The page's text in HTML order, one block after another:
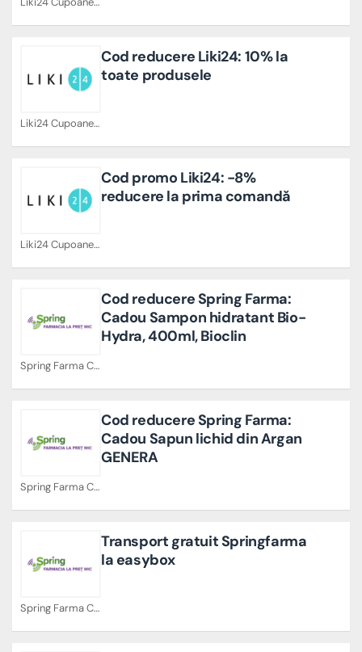
Liki24 Cupoane
Cod reducere Liki24: 10% la
toate produsele
Liki24 Cupoane
Cod promo Liki24: -8%
reducere la prima comandă
Spring Farma Cupoane
Cod reducere Spring Farma:
Cadou Sampon hidratant Bio-
Hydra, 400ml, Bioclin
Spring Farma Cupoane
Cod reducere Spring Farma:
Cadou Sapun lichid din Argan
GENERA
Spring Farma Cupoane
Transport gratuit Springfarma
la easybox